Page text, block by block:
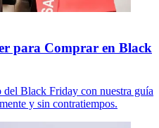
para Comprar en Black
del Black Friday con nuestra guía
y sin contratiempos.